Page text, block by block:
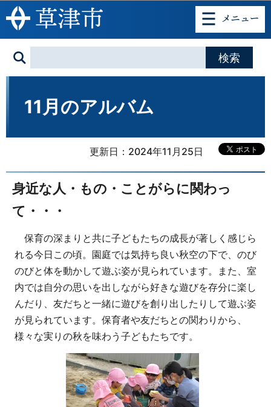
このページの本文へ移動
11月のアルバム
更新日：2024年11月25日
身近な人・もの・ことがらに関わっ
て・・・
保育の深まりと共に子どもたちの成長が著しく感じら
れる今日この頃。園庭では気持ち良い秋空の下で、のび
のびと体を動かして遊ぶ姿が見られています。また、室
内では自分の思いを出しながら好きな遊びを存分に楽し
んだり、友だちと一緒に遊びを創り出したりして遊ぶ姿
が見られています。保育者や友だちとの関わりから、
様々な実りの秋を味わう子どもたちです。